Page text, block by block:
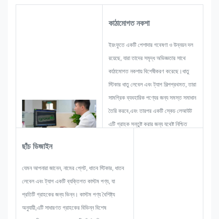
কাঠামোগত নকশা
ইয়ংফুতে একটি পেশাদার গবেষণা ও উন্নয়ন দল
রয়েছে, যারা তাদের সমৃদ্ধ অভিজ্ঞতার সাথে
কাঠামোগত নকশায় বিশেষীকরণ করেছে।ধাতু
স্টিকার ধাতু লেবেল এবং ট্যাগ শিল্পপ্রথমত, তারা
সামগ্রিক ব্যবহারিক পণ্যের জন্য সমস্ত সমাধান
তৈরি করবে,এবং তারপর একটি স্কেচ লেআউট
এটি গ্রাহক সন্তুষ্ট করার জন্য যথেষ্ট নিশ্চিত
ছাঁচ ডিজাইন
যেমন আপনারা জানেন, নামের প্লেট, ধাতব স্টিকার, ধাতব
লেবেল এবং ট্যাগ একটি ব্যক্তিগত কাস্টম পণ্য, যা
প্রতিটি গ্রাহকের জন্য ভিন্ন। কাস্টম পণ্য বৈশিষ্ট্য
অনুযায়ী,এটি সাধারণত গ্রাহকের বিভিন্ন বিশেষ